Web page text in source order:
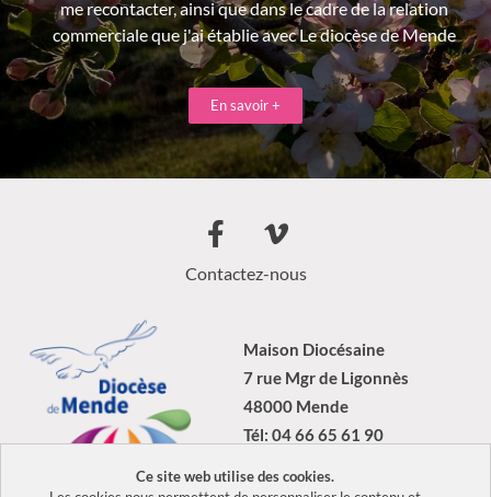
me recontacter, ainsi que dans le cadre de la relation
commerciale que j'ai établie avec Le diocèse de Mende
En savoir +
Contactez-nous
Maison Diocésaine
7 rue Mgr de Ligonnès
48000 Mende
Tél: 04 66 65 61 90
Ce site web utilise des cookies.